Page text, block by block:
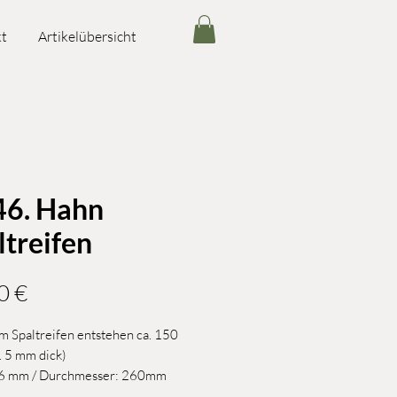
Artikelübersicht
Hahn
€Preis
Spaltreifen entstehen ca. 150
5 mm dick)
mm / Durchmesser: 260mm